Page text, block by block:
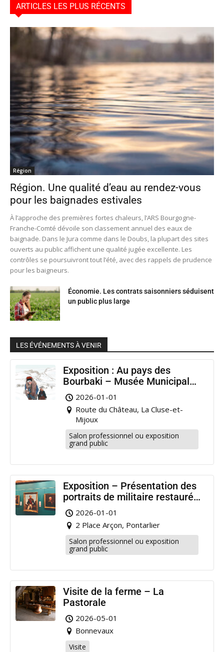
ARTICLES LES PLUS RÉCENTS
Région
Région. Une qualité d’eau au rendez-vous
pour les baignades estivales
À l’approche des premières fortes chaleurs, l’ARS Bourgogne-
Franche-Comté dévoile son classement annuel des eaux de
baignade. Dans le Jura comme dans le Doubs, la plupart des sites
ouverts au public affichent une qualité jugée excellente. Les
contrôles se poursuivront tout l’été, avec des rappels de prudence
pour les baigneurs.
Économie. Les contrats saisonniers séduisent
un public plus large
LES ÉVÉNEMENTS À VENIR
Exposition : Au pays des
Bourbaki – Musée Municipal
Pontarlier
2026-01-01
Route du Château, La Cluse-et-
Mijoux
Salon professionnel ou exposition
grand public
Exposition – Présentation des
portraits de militaire restaurés
à Pontarlier
2026-01-01
2 Place Arçon, Pontarlier
Salon professionnel ou exposition
grand public
Visite de la ferme – La
Pastorale
2026-05-01
Bonnevaux
Visite